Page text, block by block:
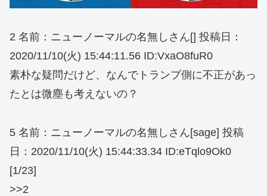
2 名前：ニューノーマルの名無しさん[] 投稿日：
2020/11/10(火) 15:44:11.56 ID:VxaO8fuR0
素朴な疑問だけど、なんでトランプ側に不正があっ
たとは微塵も考えないの？
5 名前：ニューノーマルの名無しさん[sage] 投稿
日：2020/11/10(火) 15:44:33.34 ID:eTqlo9Ok0
[1/23]
>>2